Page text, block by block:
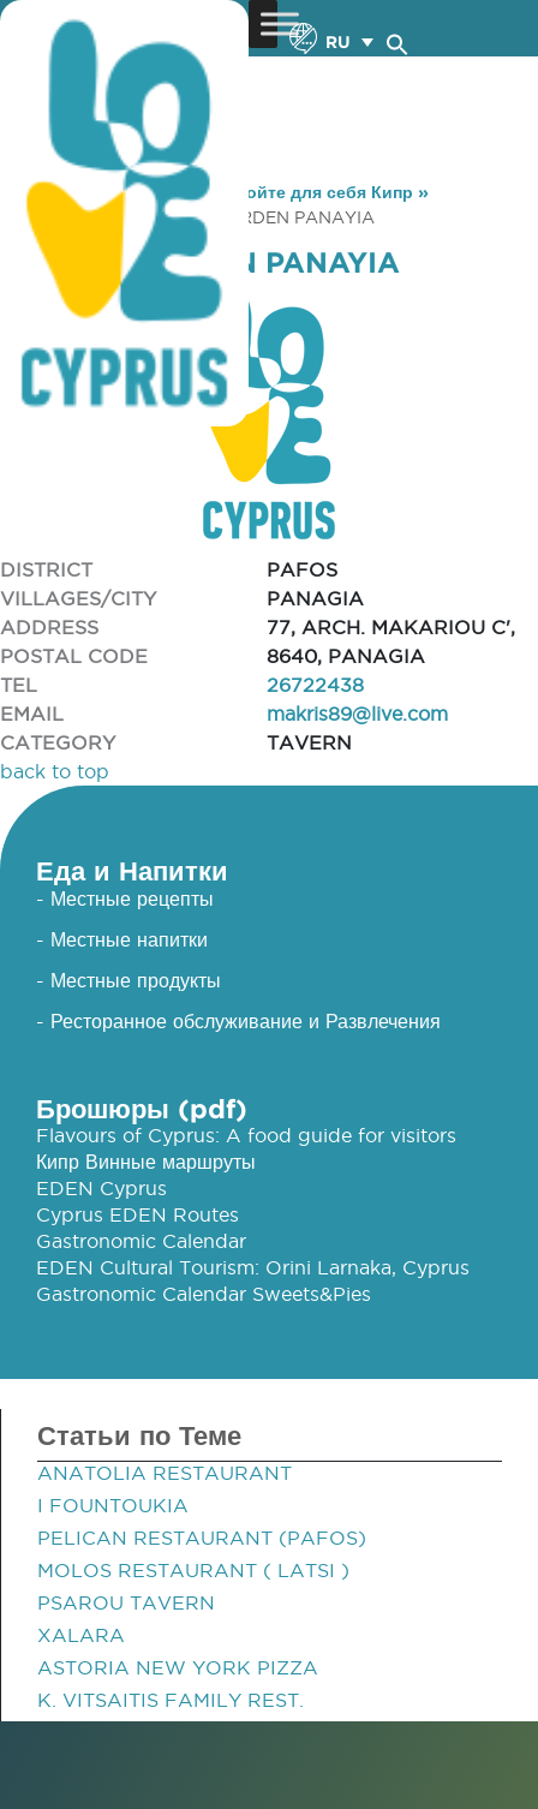
RU
You are here: Home »Откройте для себя Кипр »
Gastronomy
» SECRET GARDEN PANAYIA
SECRET GARDEN PANAYIA
DISTRICT
PAFOS
VILLAGES/CITY
PANAGIA
ADDRESS
77, ARCH. MAKARIOU C',
POSTAL CODE
8640, PANAGIA
TEL
26722438
EMAIL
makris89@live.com
CATEGORY
TAVERN
back to top
Еда и Напитки
- Местные рецепты
- Местные напитки
- Местные продукты
- Ресторанное обслуживание и Развлечения
Брошюры (pdf)
Flavours of Cyprus: A food guide for visitors
Кипр Винные маршруты
EDEN Cyprus
Cyprus EDEN Routes
Gastronomic Calendar
EDEN Cultural Tourism: Orini Larnaka, Cyprus
Gastronomic Calendar Sweets&Pies
Статьи по Теме
ANATOLIA RESTAURANT
I FOUNTOUKIA
PELICAN RESTAURANT (PAFOS)
MOLOS RESTAURANT ( LATSI )
PSAROU TAVERN
XALARA
ASTORIA NEW YORK PIZZA
K. VITSAITIS FAMILY REST.